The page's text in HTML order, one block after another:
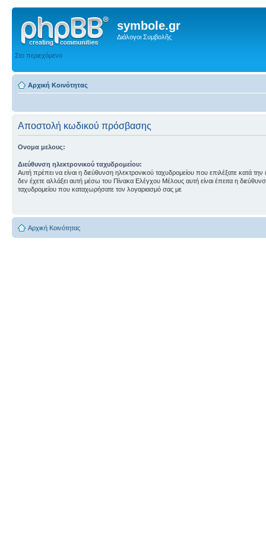
symbole.gr
Διάλογοι Συμβολῆς
Στο περιεχόμενο
Αρχική Κοινότητας
Αποστολή κωδικού πρόσβασης
Ονομα μελους:
Διεύθυνση ηλεκτρονικού ταχυδρομείου:
Αυτή πρέπει να είναι η διεύθυνση ηλεκτρονικού ταχυδρομείου που επιλέξατε κατά
δεν έχετε αλλάξει αυτή μέσω του Πίνακα Ελέγχου Μέλους αυτή είναι έπειτα η
ταχυδρομείου που καταχωρήσατε τον λογαριασμό σας με
Αρχική Κοινότητας